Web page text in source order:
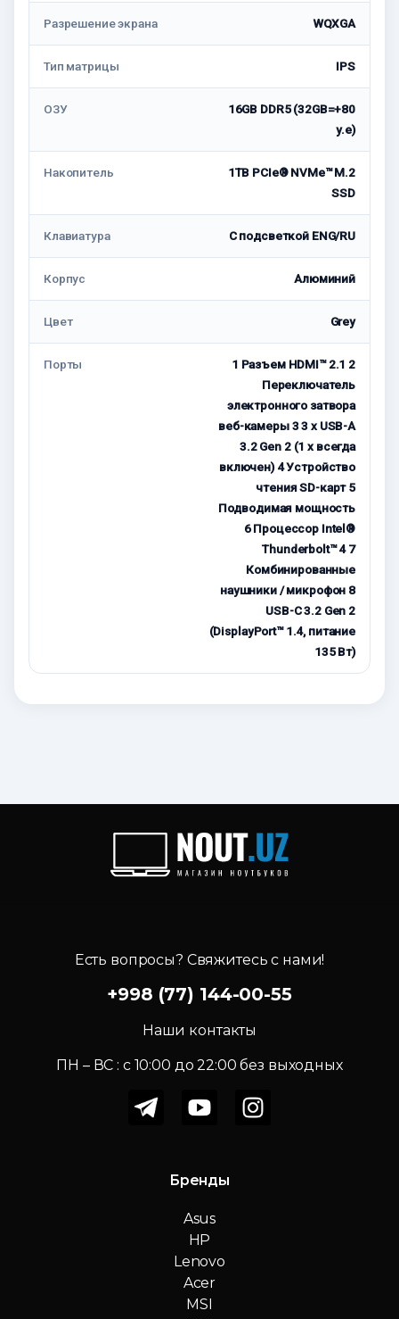
Разрешение экрана WQXGA
Тип матрицы IPS
ОЗУ
16GB DDR5 (32GB=+80
у.е)
Накопитель
1TB PCIe® NVMe™ M.2
SSD
Клавиатура С подсветкой ENG/RU
Корпус Алюминий
Цвет Grey
Порты
1 Разъем HDMI™ 2.1 2
Переключатель
электронного затвора
веб-камеры 3 3 x USB-A
3.2 Gen 2 (1 x всегда
включен) 4 Устройство
чтения SD-карт 5
Подводимая мощность
6 Процессор Intel®
Thunderbolt™ 4 7
Комбинированные
наушники / микрофон 8
USB-C 3.2 Gen 2
(DisplayPort™ 1.4, питание
135 Вт)
Есть вопросы? Свяжитесь с нами!
+998 (77) 144-00-55
Наши контакты
ПН – ВС : c 10:00 до 22:00 без выходных
Бренды
Asus
HP
Lenovo
Acer
MSI